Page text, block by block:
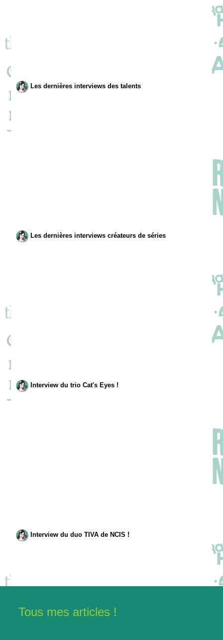
Les dernières interviews des talents
Les dernières interviews créateurs de séries
Interview du trio Cat's Eyes !
Interview du duo TIVA de NCIS !
Tous mes articles !